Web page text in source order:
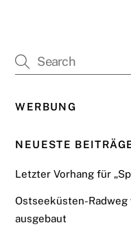
WERBUNG
NEUESTE
Letzter Vorhang für
Ostseeküsten-
ausgebaut